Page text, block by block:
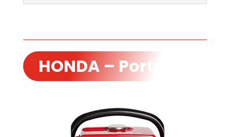
HONDA – Portables